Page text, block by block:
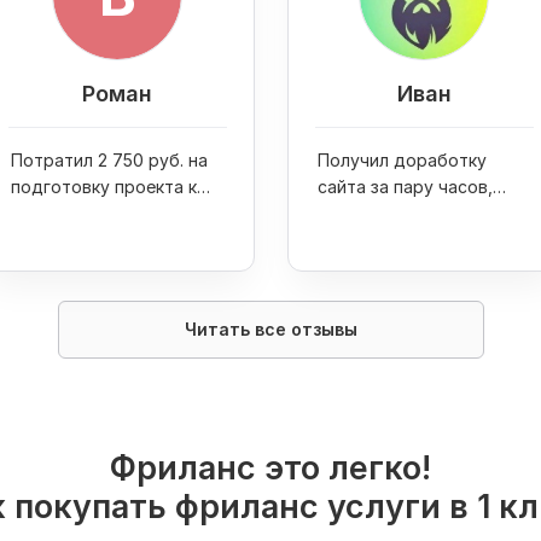
Роман
Потратил 2 750 руб. на
подготовку проекта к
репутации
Иван
Получил доработку
сайта за пару часов,
750 руб.
Читать все отзывы
Фриланс это легко!
покупать фриланс услуги в 1